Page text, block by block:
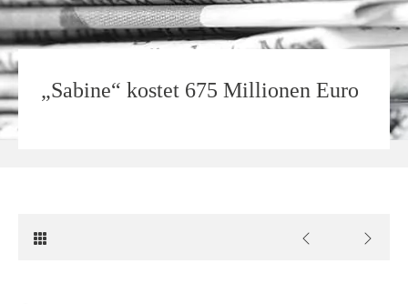
„Sabine“ kostet 675 Millionen Euro